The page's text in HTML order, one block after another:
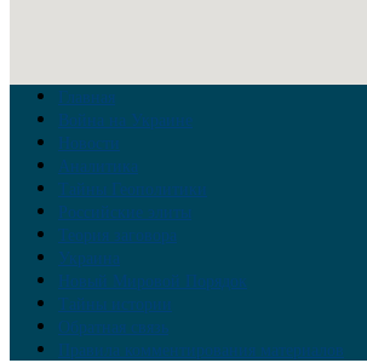
Главная
Война на Украине
Новости
Аналитика
Тайны Геополитики
Российские элиты
Теория заговора
Украина
Новый Мировой Порядок
Тайны истории
Обратная связь
Правила комментирования материалов